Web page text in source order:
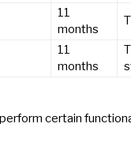
11
months
11
months
certain